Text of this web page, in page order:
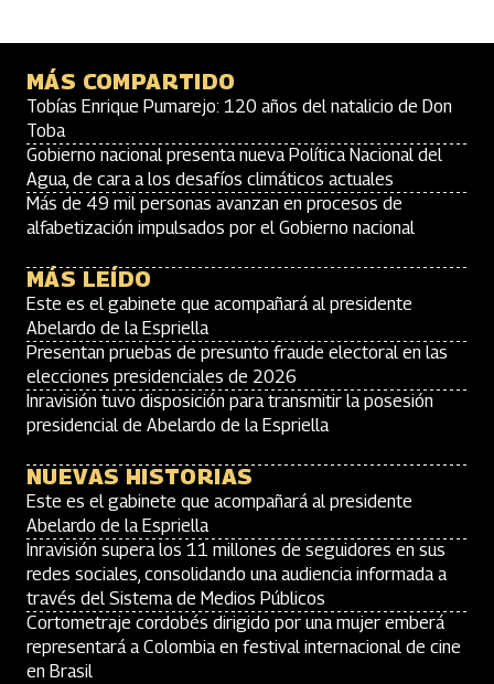
MÁS COMPARTIDO
Tobías Enrique Pumarejo: 120 años del natalicio de Don
Toba
Gobierno nacional presenta nueva Política Nacional del
Agua, de cara a los desafíos climáticos actuales
Más de 49 mil personas avanzan en procesos de
alfabetización impulsados por el Gobierno nacional
MÁS LEÍDO
Este es el gabinete que acompañará al presidente
Abelardo de la Espriella
Presentan pruebas de presunto fraude electoral en las
elecciones presidenciales de 2026
Inravisión tuvo disposición para transmitir la posesión
presidencial de Abelardo de la Espriella
NUEVAS HISTORIAS
Este es el gabinete que acompañará al presidente
Abelardo de la Espriella
Inravisión supera los 11 millones de seguidores en sus
redes sociales, consolidando una audiencia informada a
través del Sistema de Medios Públicos
Cortometraje cordobés dirigido por una mujer emberá
representará a Colombia en festival internacional de cine
en Brasil